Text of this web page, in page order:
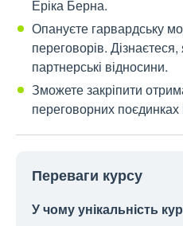
Еріка Берна.
Опануєте гарвардську
переговорів. Дізнаєтеся,
партнерські відносини.
Зможете закріпити
переговорних
Переваги курсу
У чому унікальність